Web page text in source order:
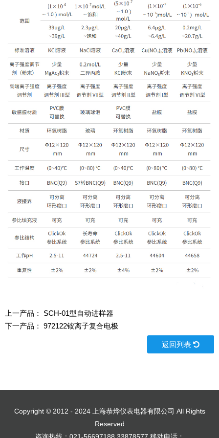
上一产品： SCH-01型自动进样器
下一产品： 972122铵离子复合电极
返回列表
Copyright © 2012 - 2024 上海恭烨仪表电器有限公司 All Rights
Reserved
咨询热线：021-56697188,33878577 移动电话：